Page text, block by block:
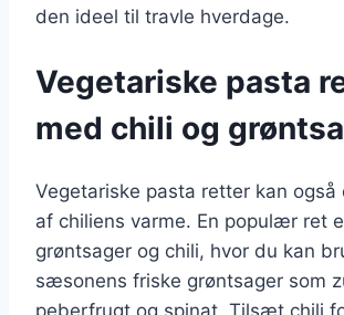
den ideel til travle hverdage.
Vegetariske pasta
med chili og
Vegetariske pasta retter kan også
af chiliens varme. En populær ret
grøntsager og chili, hvor du kan
sæsonens friske grøntsager som
peberfrugt og spinat. Tilsæt chili